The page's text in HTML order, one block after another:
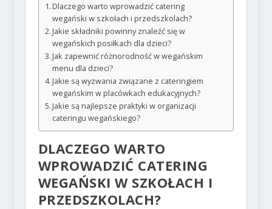
Dlaczego warto wprowadzić catering
wegański w szkołach i przedszkolach?
Jakie składniki powinny znaleźć się w
wegańskich posiłkach dla dzieci?
Jak zapewnić różnorodność w wegańskim
menu dla dzieci?
Jakie są wyzwania związane z cateringiem
wegańskim w placówkach edukacyjnych?
Jakie są najlepsze praktyki w organizacji
cateringu wegańskiego?
DLACZEGO WARTO
WPROWADZIĆ CATERING
WEGAŃSKI W SZKOŁACH I
PRZEDSZKOLACH?